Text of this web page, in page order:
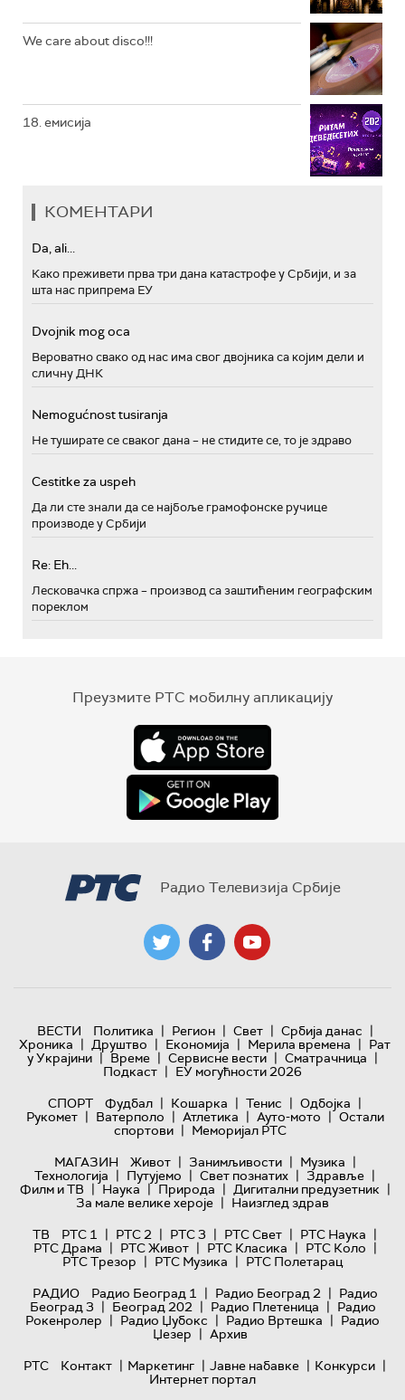
We care about disco!!!
18. емисија
КОМЕНТАРИ
Da, ali...
Како преживети прва три дана катастрофе у Србији, и за
шта нас припрема ЕУ
Dvojnik mog oca
Вероватно свако од нас има свог двојника са којим дели и
сличну ДНК
Nemogućnost tusiranja
Не туширате се сваког дана – не стидите се, то је здраво
Cestitke za uspeh
Да ли сте знали да се најбоље грамофонске ручице
производе у Србији
Re: Eh...
Лесковачка спржа – производ са заштићеним географским
пореклом
Преузмите РТС мобилну апликацију
Радио Телевизија Србије
ВЕСТИ Политика | Регион | Свет | Србија данас |
Хроника | Друштво | Економија | Мерила времена | Рат
у Украјини | Време | Сервисне вести | Сматрачница |
Подкаст | ЕУ могућности 2026
СПОРТ
Фудбал | Кошарка | Тенис | Одбојка |
Рукомет | Ватерполо | Атлетика | Ауто-мото | Остали
спортови | Меморијал РТС
МАГАЗИН
Живот | Занимљивости | Музика |
Технологијa | Путујемо | Свет познатих | Здравље |
Филм и ТВ | Наука | Природа | Дигитални предузетник |
За мале велике хероје | Наизглед здрав
ТВ
РТС 1 | РТС 2 | РТС 3 | РТС Свет | РТС Наука |
РТС Драма | РТС Живот | РТС Класика | РТС Коло |
РТС Трезор | РТС Музика | РТС Полетарац
РАДИО
Радио Београд 1 | Радио Београд 2 | Радио
Београд 3 | Београд 202 | Радио Плетеница | Радио
Рокенролер | Радио Џубокс | Радио Вртешка | Радио
Џезер | Архив
РТС
Контакт | Маркетинг | Јавне набавке | Конкурси |
Интернет портал